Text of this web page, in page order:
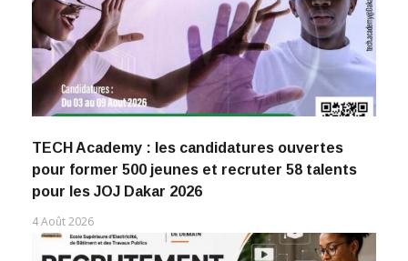
TECH Academy : les candidatures ouvertes
pour former 500 jeunes et recruter 58 talents
pour les JOJ Dakar 2026
4 Août 2026